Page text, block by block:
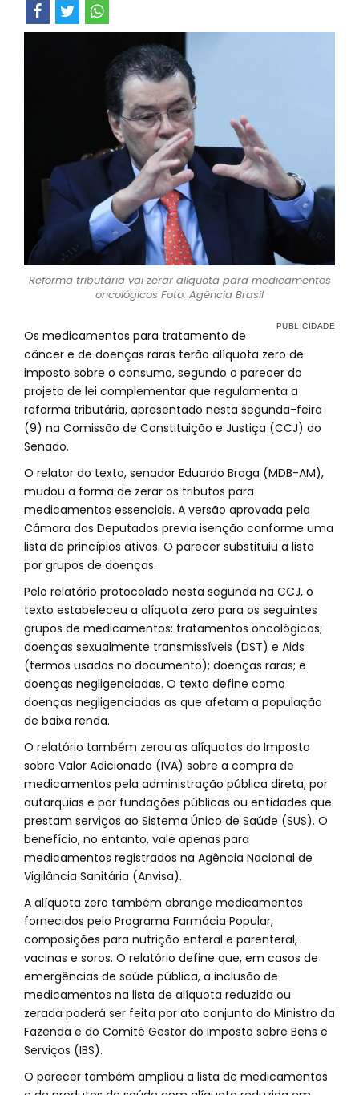
Reforma tributária vai zerar alíquota para medicamentos
oncológicos Foto: Agência Brasil
Os medicamentos para tratamento de
câncer e de doenças raras terão alíquota zero de
imposto sobre o consumo, segundo o parecer do
projeto de lei complementar que regulamenta a
reforma tributária, apresentado nesta segunda-feira
(9) na Comissão de Constituição e Justiça (CCJ) do
Senado.
O relator do texto, senador Eduardo Braga (MDB-AM),
mudou a forma de zerar os tributos para
medicamentos essenciais. A versão aprovada pela
Câmara dos Deputados previa isenção conforme uma
lista de princípios ativos. O parecer substituiu a lista
por grupos de doenças.
Pelo relatório protocolado nesta segunda na CCJ, o
texto estabeleceu a alíquota zero para os seguintes
grupos de medicamentos: tratamentos oncológicos;
doenças sexualmente transmissíveis (DST) e Aids
(termos usados no documento); doenças raras; e
doenças negligenciadas. O texto define como
doenças negligenciadas as que afetam a população
de baixa renda.
O relatório também zerou as alíquotas do Imposto
sobre Valor Adicionado (IVA) sobre a compra de
medicamentos pela administração pública direta, por
autarquias e por fundações públicas ou entidades que
prestam serviços ao Sistema Único de Saúde (SUS). O
benefício, no entanto, vale apenas para
medicamentos registrados na Agência Nacional de
Vigilância Sanitária (Anvisa).
A alíquota zero também abrange medicamentos
fornecidos pelo Programa Farmácia Popular,
composições para nutrição enteral e parenteral,
vacinas e soros. O relatório define que, em casos de
emergências de saúde pública, a inclusão de
medicamentos na lista de alíquota reduzida ou
zerada poderá ser feita por ato conjunto do Ministro da
Fazenda e do Comitê Gestor do Imposto sobre Bens e
Serviços (IBS).
O parecer também ampliou a lista de medicamentos